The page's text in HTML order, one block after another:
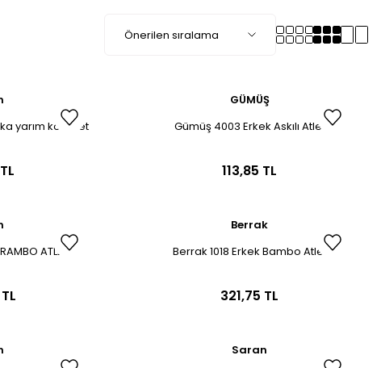
yarım kol atlet
GÜMÜŞ
Gümüş 4003 Erkek Askılı Atlet
113,85 TL
ATLET
Berrak
Berrak 1018 Erkek Bambo Atlet
321,75 TL
Saran